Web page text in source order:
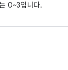
0~3입니다.